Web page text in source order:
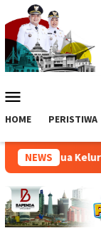
Loncat
ke
konten
Mobile
HOME PERISTIWA
NEWS
Dua Kelurahan